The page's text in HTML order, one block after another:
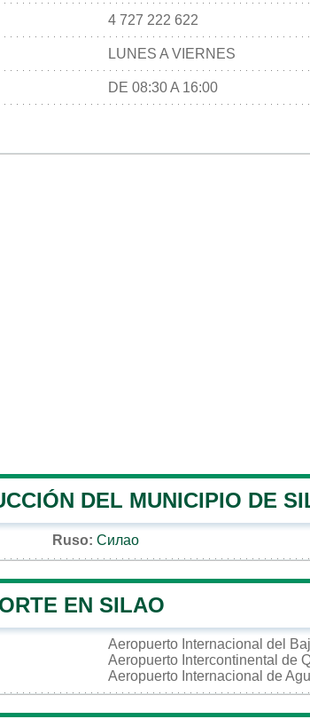
4 727 222 622
LUNES A VIERNES
DE 08:30 A 16:00
DEL MUNICIPIO DE
Ruso: Силао
EN SILAO
Aeropuerto Internacional del
Aeropuerto Intercontinental de
Aeropuerto Internacional de